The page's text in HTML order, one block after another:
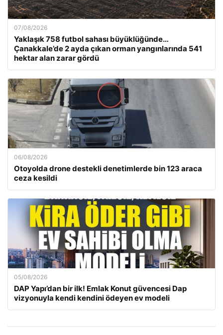
07/08/2026
Yaklaşık 758 futbol sahası büyüklüğünde…
Çanakkale’de 2 ayda çıkan orman yangınlarında 541
hektar alan zarar gördü
06/08/2026
Otoyolda drone destekli denetimlerde bin 123 araca
ceza kesildi
05/08/2026
DAP Yapı’dan bir ilk! Emlak Konut güvencesi Dap
vizyonuyla kendi kendini ödeyen ev modeli